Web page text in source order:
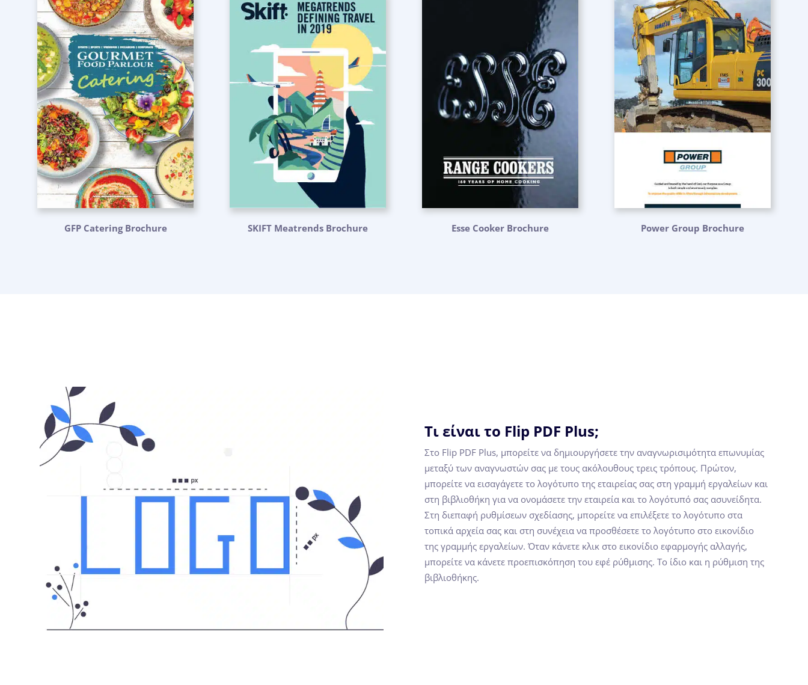
GFP Catering Brochure SKIFT Meatrends Brochure Esse Cooker Brochure Power Group Brochure
Τι είναι το Flip PDF Plus;
Στο Flip PDF Plus, μπορείτε να δημιουργήσετε την αναγνωρισιμότητα επωνυμίας
μεταξύ των αναγνωστών σας με τους ακόλουθους τρεις τρόπους. Πρώτον,
μπορείτε να εισαγάγετε το λογότυπο της εταιρείας σας στη γραμμή εργαλείων και
στη βιβλιοθήκη για να ονομάσετε την εταιρεία και το λογότυπό σας ασυνείδητα.
Στη διεπαφή ρυθμίσεων σχεδίασης, μπορείτε να επιλέξετε το λογότυπο στα
τοπικά αρχεία σας και στη συνέχεια να προσθέσετε το λογότυπο στο εικονίδιο
της γραμμής εργαλείων. Όταν κάνετε κλικ στο εικονίδιο εφαρμογής αλλαγής,
μπορείτε να κάνετε προεπισκόπηση του εφέ ρύθμισης. Το ίδιο και η ρύθμιση της
βιβλιοθήκης.